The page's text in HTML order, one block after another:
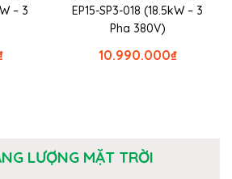
– 3
EP15-SP3-018 (18.5kW – 3
Pha 380V)
₫
10.990.000
LƯỢNG MẶT TRỜI